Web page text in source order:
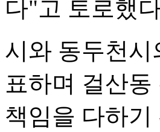
다"고 토로했
시와 동두천
표하며 걸산
책임을 다하